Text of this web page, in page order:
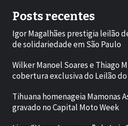
Posts recentes
Igor Magalhães prestigia leilão
de solidariedade em São Paulo
Wilker Manoel Soares e Thiago
cobertura exclusiva do Leilão
Tihuana homenageia Mamonas
gravado no Capital Moto Week